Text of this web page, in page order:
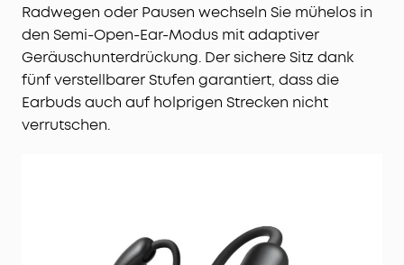
Radwegen oder Pausen wechseln Sie mühelos in
den Semi-Open-Ear-Modus mit adaptiver
Geräuschunterdrückung. Der sichere Sitz dank
fünf verstellbarer Stufen garantiert, dass die
Earbuds auch auf holprigen Strecken nicht
verrutschen.